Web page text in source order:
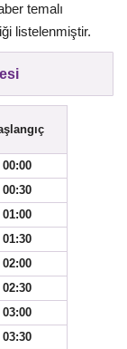
temalı
listelenmiştir.
00:00
00:30
01:00
01:30
02:00
02:30
03:00
03:30